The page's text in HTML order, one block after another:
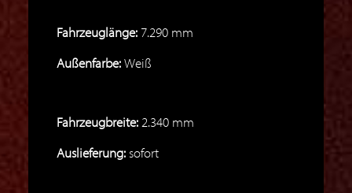
Fahrzeuglänge: 7.290 mm
Außenfarbe:Weiß
Fahrzeugbreite: 2.340 mm
Auslieferung: sofort